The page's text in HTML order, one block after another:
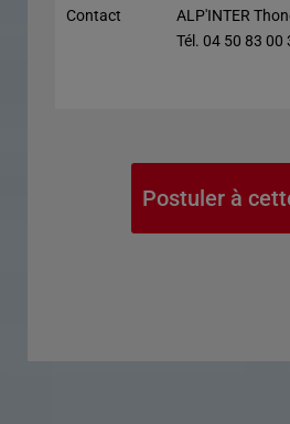
Contact
ALP'INTER
Tél. 04 50 83 00
Postuler à